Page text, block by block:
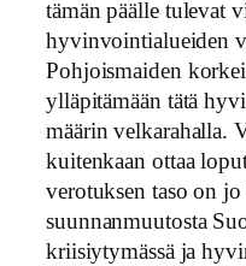
tämän päälle tulevat
hyvinvointialueiden
Pohjoismaiden
ylläpitämään tätä
määrin velkarahalla.
kuitenkaan ottaa
verotuksen taso on
suunnanmuutosta
kriisiytymässä ja